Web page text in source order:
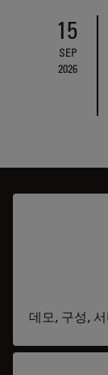
15
SEP
2026
데모, 구성,